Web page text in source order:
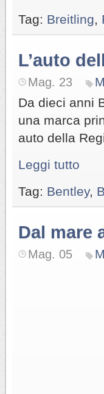
Tag: Breitling
L’auto
Mag. 23
Da dieci anni
una marca
auto della
Leggi tutto
Tag: Bentley,
Dal mare
Mag. 05